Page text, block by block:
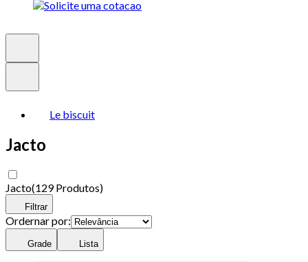
Le biscuit
Jacto
Jacto(129 Produtos)
Filtrar
Ordernar por:
Grade Lista